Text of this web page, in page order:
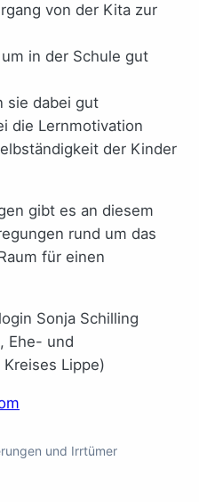
von der Kita zur
in der Schule gut
sie dabei gut
die Lernmotivation
der Kinder
gibt es an diesem
rund um das
für einen
Sonja Schilling
Ehe- und
Lippe)
und Irrtümer